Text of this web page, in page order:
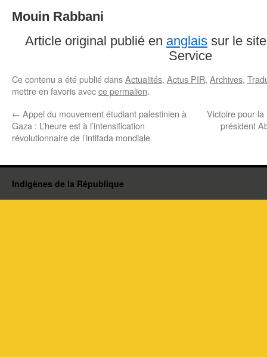
Mouin Rabbani
Article original publié en anglais sur le
Service
Ce contenu a été publié dansActualités, Actus PIR, Archives,
mettre en favoris avecce permalien.
← Appel du mouvement étudiant palestinien à
Gaza : L’heure est à l’intensification
révolutionnaire de l’intifada mondiale
Victoire pour
président
Indigènes de la République